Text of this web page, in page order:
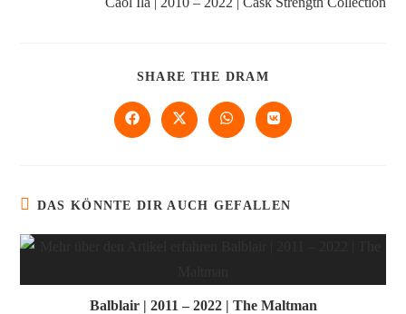
SHARE THE DRAM
DAS KÖNNTE DIR AUCH GEFALLEN
Balblair | 2011 – 2022 | The Maltman